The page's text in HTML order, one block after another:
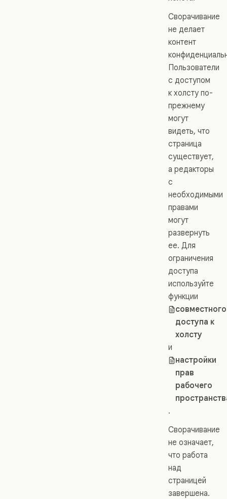
Сворачивание
не делает
контент
Пользователи
с доступом
к холсту по-
прежнему
могут
видеть, что
страница
существует,
а редакторы
с
необходимыми
правами
могут
развернуть
ее. Для
ограничения
доступа
используйте
функции
совместного
доступа к
холсту
и
настройки
прав
рабочего
.
Сворачивание
не означает,
что работа
над
страницей
завершена.